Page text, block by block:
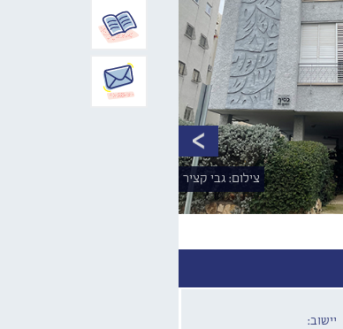
צילום: גבי קציר
יישוב: